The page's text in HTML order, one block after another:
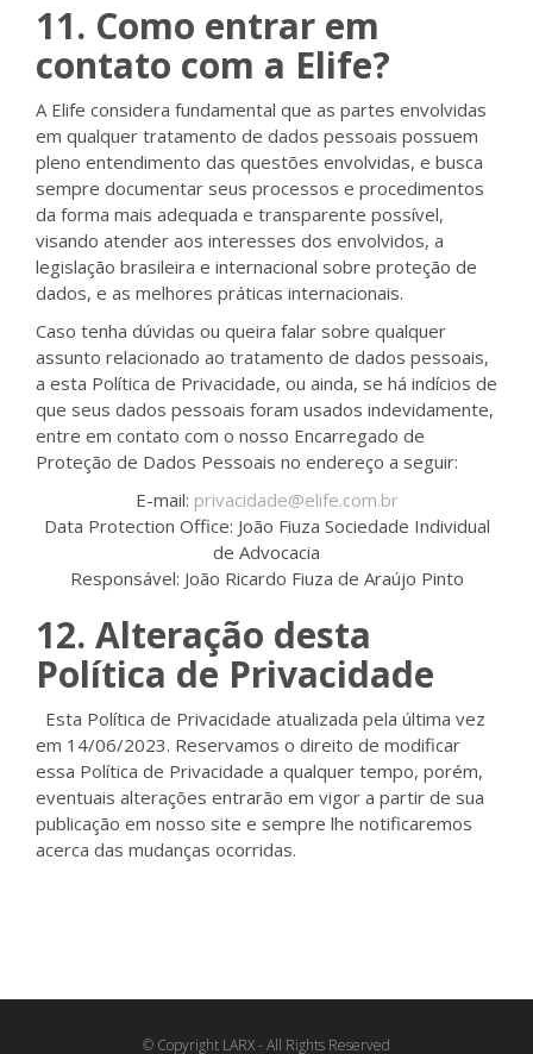
11. Como entrar em
contato com a Elife?
A Elife considera fundamental que as partes envolvidas
em qualquer tratamento de dados pessoais possuem
pleno entendimento das questões envolvidas, e busca
sempre documentar seus processos e procedimentos
da forma mais adequada e transparente possível,
visando atender aos interesses dos envolvidos, a
legislação brasileira e internacional sobre proteção de
dados, e as melhores práticas internacionais.
Caso tenha dúvidas ou queira falar sobre qualquer
assunto relacionado ao tratamento de dados pessoais,
a esta Política de Privacidade, ou ainda, se há indícios de
que seus dados pessoais foram usados indevidamente,
entre em contato com o nosso Encarregado de
Proteção de Dados Pessoais no endereço a seguir:
E-mail: privacidade@elife.com.br
Data Protection Office: João Fiuza Sociedade Individual
de Advocacia
Responsável: João Ricardo Fiuza de Araújo Pinto
12. Alteração desta
Política de Privacidade
Esta Política de Privacidade atualizada pela última vez
em 14/06/2023. Reservamos o direito de modificar
essa Política de Privacidade a qualquer tempo, porém,
eventuais alterações entrarão em vigor a partir de sua
publicação em nosso site e sempre lhe notificaremos
acerca das mudanças ocorridas.
© Copyright LARX - All Rights Reserved